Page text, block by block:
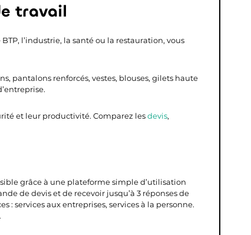
travail
l’industrie, la santé ou la restauration, vous
pantalons renforcés, vestes, blouses, gilets haute
et leur productivité. Comparez lesdevis,
grâce à une plateforme simple d’utilisation
de devis et de recevoir jusqu’à 3 réponses de
services aux entreprises, services à la personne.